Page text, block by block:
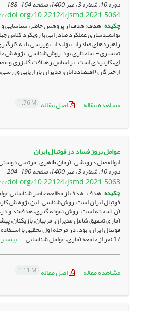
دوره 10، شماره 3 ، مهر 1400، صفحه 164-188
doi.org/10.22124/jsmd.2021.5064
چکیده هدف: هدف از پژوهش حاضر، شناسایی و
توانمندسازی عملکرد صادراتی با رویکرد کلاس
راهبردهای صادرات تولیدات ورزشی با به
تفسیری- ساختاری بود.روش‌شناسی: پژوهش
ازخبرگان (اقتصاددانان، مدیران بازاریابی
مشاهده مقاله اصل مقاله 1.76 M
عوامل بروز فساد در فوتبال ایران
ابوالفضل درویشی؛ آرمان طاهری؛ مرتضی
دوره 10، شماره 3 ، مهر 1400، صفحه 190-204
doi.org/10.22124/jsmd.2021.5063
چکیده هدف: هدف از مطالعه حاضر شناسایی
فوتبال ایران است.روش‌شناسی: این پژوهش
آن آمیخته است. روش نمونه­ گیری، هدفمند و
آماری تحقیق شامل مدیران، مربیان، بازیکنان،
فوتبال ایران، بود. در مرحله اول تحقیق با
17 نفر از جامعه آماری، عوامل شناسایی ... بیشتر
مشاهده مقاله اصل مقاله 1.11 M